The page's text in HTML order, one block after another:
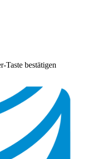
Taste bestätigen